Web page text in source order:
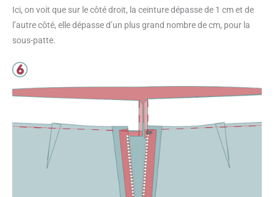
Ici, on voit que sur le côté droit, la ceinture dépasse de 1 cm et de
l’autre côté, elle dépasse d’un plus grand nombre de cm, pour la
sous-patte.